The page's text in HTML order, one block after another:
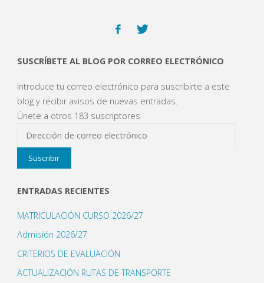
SUSCRÍBETE AL BLOG POR CORREO ELECTRÓNICO
Introduce tu correo electrónico para suscribirte a este
blog y recibir avisos de nuevas entradas.
Únete a otros 183 suscriptores
Dirección
de
correo
Suscribir
ENTRADAS RECIENTES
MATRICULACIÓN CURSO 2026/27
Admisión 2026/27
CRITERIOS DE EVALUACIÓN
ACTUALIZACIÓN RUTAS DE TRANSPORTE